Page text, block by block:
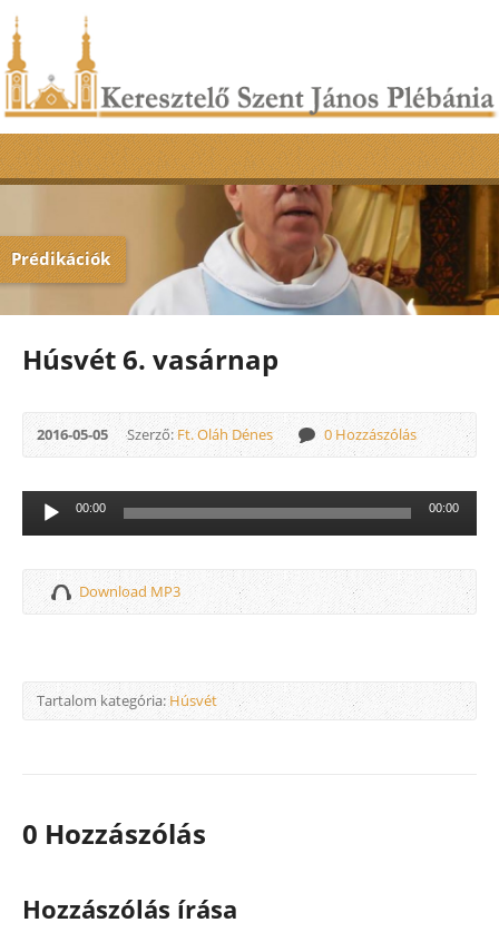
Prédikációk
Húsvét 6. vasárnap
2016-05-05 Szerző:Ft. Oláh Dénes 0 Hozzászólás
Audió
lejátszó
00:00 00:00
Download MP3
Tartalom kategória:Húsvét
0 Hozzászólás
Hozzászólás írása